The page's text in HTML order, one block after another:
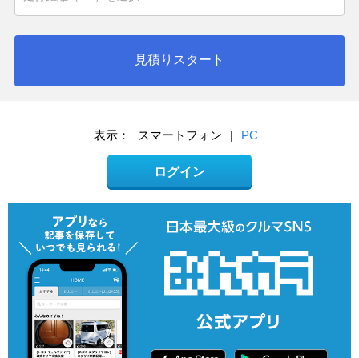
見積りスタート
表示： スマートフォン | PC
ログイン